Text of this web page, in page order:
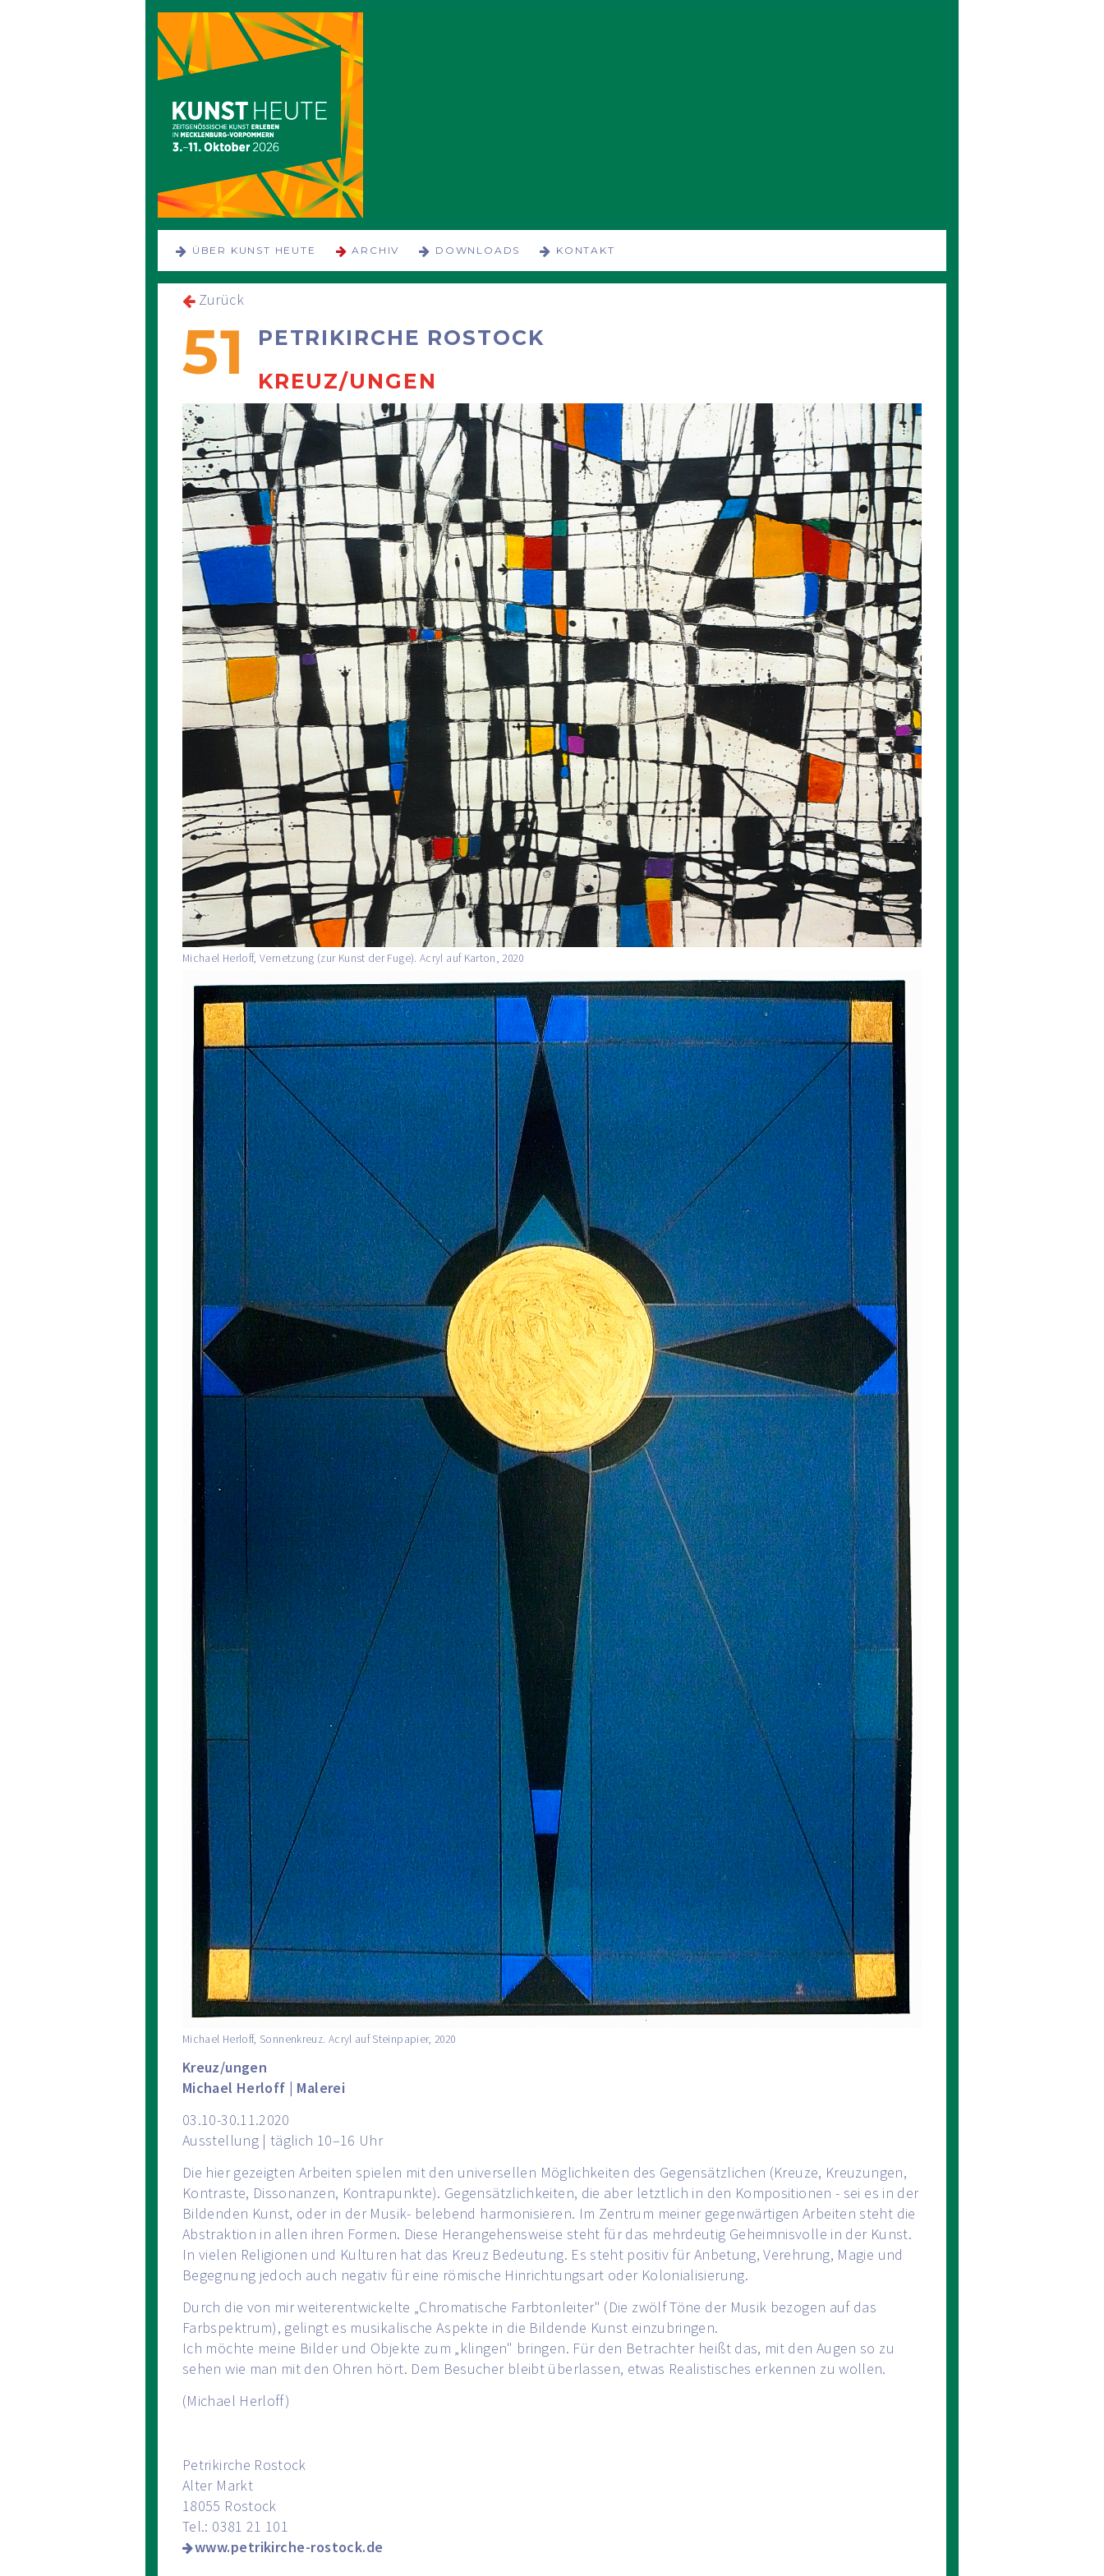
NAVIGATION
ÜBERSPRINGEN
ÜBER KUNST HEUTE ARCHIV DOWNLOADS KONTAKT
51
PETRIKIRCHE ROSTOCK
KREUZ/UNGEN
Michael Herloff, Vernetzung (zur Kunst der Fuge). Acryl auf Karton, 2020
Michael Herloff, Sonnenkreuz. Acryl auf Steinpapier, 2020
Kreuz/ungen
Michael Herloff | Malerei
03.10-30.11.2020
Ausstellung | täglich 10–16 Uhr
Die hier gezeigten Arbeiten spielen mit den universellen Möglichkeiten des Gegensätzlichen (Kreuze, Kreuzungen,
Kontraste, Dissonanzen, Kontrapunkte). Gegensätzlichkeiten, die aber letztlich in den Kompositionen - sei es in der
Bildenden Kunst, oder in der Musik- belebend harmonisieren. Im Zentrum meiner gegenwärtigen Arbeiten steht die
Abstraktion in allen ihren Formen. Diese Herangehensweise steht für das mehrdeutig Geheimnisvolle in der Kunst.
In vielen Religionen und Kulturen hat das Kreuz Bedeutung. Es steht positiv für Anbetung, Verehrung, Magie und
Begegnung jedoch auch negativ für eine römische Hinrichtungsart oder Kolonialisierung.
Durch die von mir weiterentwickelte „Chromatische Farbtonleiter" (Die zwölf Töne der Musik bezogen auf das
Farbspektrum), gelingt es musikalische Aspekte in die Bildende Kunst einzubringen.
Ich möchte meine Bilder und Objekte zum „klingen" bringen. Für den Betrachter heißt das, mit den Augen so zu
sehen wie man mit den Ohren hört. Dem Besucher bleibt überlassen, etwas Realistisches erkennen zu wollen.
(Michael Herloff)
Petrikirche Rostock
Alter Markt
18055 Rostock
Tel.: 0381 21 101
www.petrikirche-rostock.de
Zurück